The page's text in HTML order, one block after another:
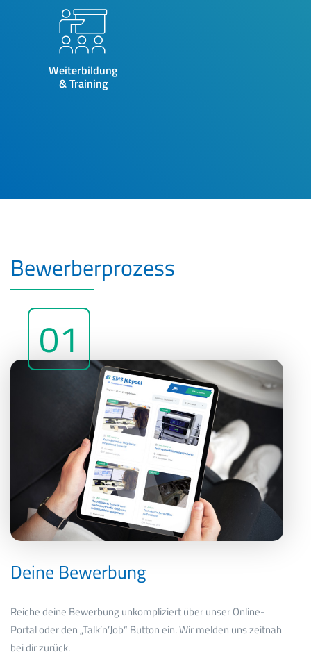
Weiterbildung
& Training
Bewerberprozess
01
Deine Bewerbung
Reiche deine Bewerbung unkompliziert über unser Online-
Portal oder den „Talk’n’Job“ Button ein. Wir melden uns zeitnah
bei dir zurück.